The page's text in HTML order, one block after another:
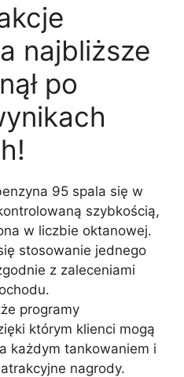
najbliższe
po
95 spala się w
szybkością,
w liczbie oktanowej.
stosowanie jednego
z zaleceniami
programy
którym klienci mogą
każdym tankowaniem i
nagrody.